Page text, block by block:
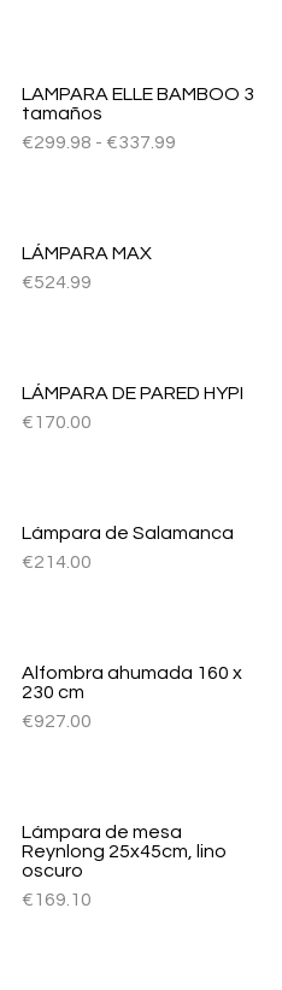
LAMPARA ELLE BAMBOO 3
tamaños
€299.98 - €337.99
LÁMPARA MAX
€524.99
LÁMPARA DE PARED HYPI
€170.00
Lámpara de Salamanca
€214.00
Alfombra ahumada 160 x
230 cm
€927.00
Lámpara de mesa
Reynlong 25x45cm, lino
oscuro
€169.10